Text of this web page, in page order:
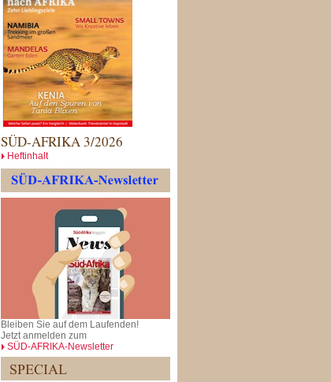
SÜD-AFRIKA 3/2026
Heftinhalt
Bleiben Sie auf dem Laufenden!
Jetzt anmelden zum
SÜD-AFRIKA-Newsletter